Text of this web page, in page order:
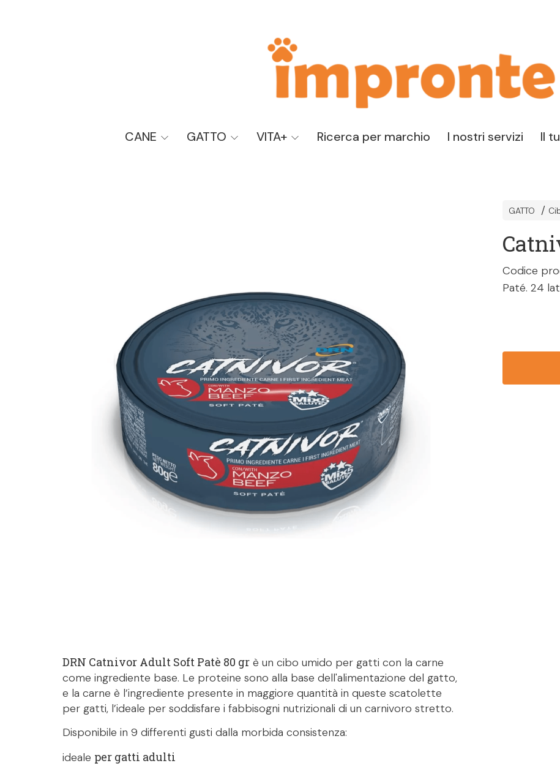
CANE GATTO VITA+ Ricerca per marchio I nostri servizi Il
DRN Catnivor Adult Soft Patè 80 gr è un cibo umido per gatti con la carne
come ingrediente base. Le proteine sono alla base dell'alimentazione del gatto,
e la carne è l’ingrediente presente in maggiore quantità in queste scatolette
per gatti, l’ideale per soddisfare i fabbisogni nutrizionali di un carnivoro stretto.
Disponibile in 9 differenti gusti dalla morbida consistenza:
ideale per gatti adulti
GATTO
Codice
Paté. 24